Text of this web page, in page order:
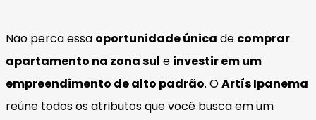
Não perca essa oportunidade única de comprar
apartamento na zona sul e investir em um
empreendimento de alto padrão. OArtís Ipanema
reúne todos os atributos que você busca em um